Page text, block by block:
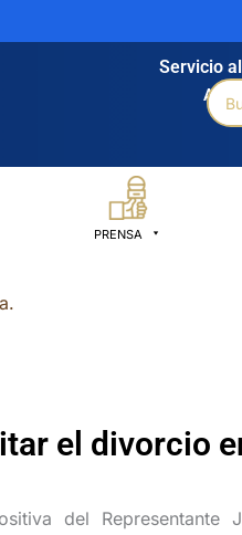
Servicio
por:
PRENSA
el divorcio
del Representante